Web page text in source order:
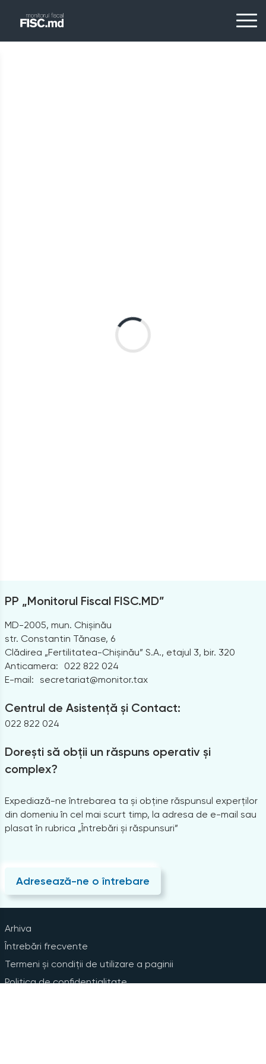
PP „Monitorul Fiscal FISC.MD”
MD-2005, mun. Chișinău
str. Constantin Tănase, 6
Clădirea „Fertilitatea-Chișinău” S.A., etajul 3, bir. 320
Anticamera:
022 822 024
E-mail: secretariat@monitor.tax
Centrul de Asistență și Contact:
022 822 024
Dorești să obții un răspuns operativ și
complex?
Expediază-ne întrebarea ta și obține răspunsul experților
din domeniu în cel mai scurt timp, la adresa de e-mail sau
plasat în rubrica „Întrebări și răspunsuri”
Adresează-ne o întrebare
Arhiva
Întrebări frecvente
Termeni și condiții de utilizare a paginii
Politica de confidențialitate